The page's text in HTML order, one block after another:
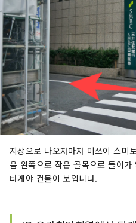
지상으로 나오자마자 미쓰이 스미
음 왼쪽으로 작은 골목으로 들어
타케야 건물이 보입니다.